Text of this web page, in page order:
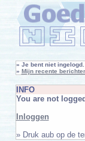
» Je bent niet ingelogd.
» Mijn recente
INFO
You are not
Inloggen
» Druk aub op de